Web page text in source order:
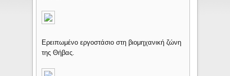
Ερειπωμένο εργοστάσιο στη βιομηχανική ζώνη
της Θήβας.